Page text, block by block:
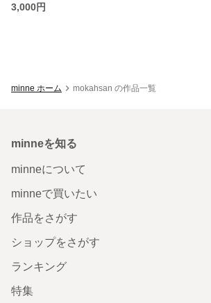
3,000円
minne ホーム mokahsan の作品一覧
minneを知る
minneについて
minneで買いたい
作品をさがす
ショップをさがす
ランキング
特集